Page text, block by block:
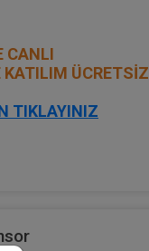
CANLI
KATILIM ÜCRETSİZ
TIKLAYINIZ